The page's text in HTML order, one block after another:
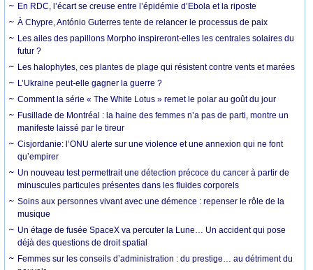
En RDC, l’écart se creuse entre l’épidémie d’Ebola et la riposte
À Chypre, António Guterres tente de relancer le processus de paix
Les ailes des papillons Morpho inspireront-elles les centrales solaires du
futur ?
Les halophytes, ces plantes de plage qui résistent contre vents et marées
L’Ukraine peut-elle gagner la guerre ?
Comment la série « The White Lotus » remet le polar au goût du jour
Fusillade de Montréal : la haine des femmes n’a pas de parti, montre un
manifeste laissé par le tireur
Cisjordanie: l’ONU alerte sur une violence et une annexion qui ne font
qu’empirer
Un nouveau test permettrait une détection précoce du cancer à partir de
minuscules particules présentes dans les fluides corporels
Soins aux personnes vivant avec une démence : repenser le rôle de la
musique
Un étage de fusée SpaceX va percuter la Lune… Un accident qui pose
déjà des questions de droit spatial
Femmes sur les conseils d’administration : du prestige… au détriment du